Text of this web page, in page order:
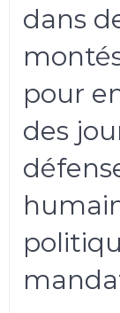
dans
pour
des